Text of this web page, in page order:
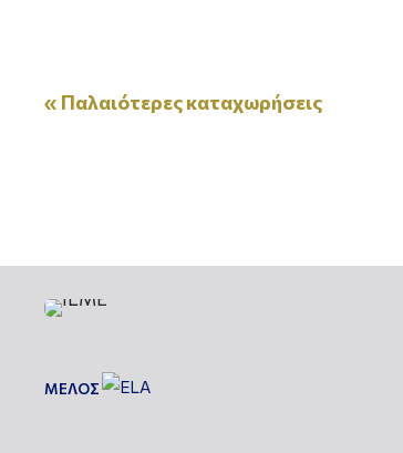
« Παλαιότερες καταχωρήσεις
ΜΕΛΟΣ